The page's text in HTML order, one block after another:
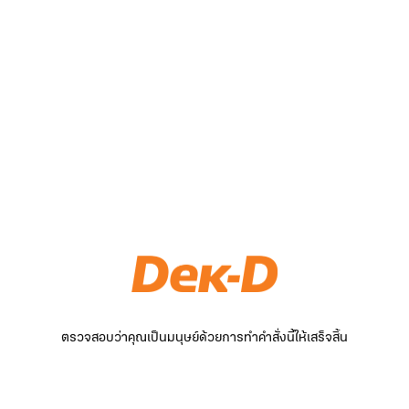
ตรวจสอบว่าคุณเป็นมนุษย์ด้วยการทำคำสั่งนี้ให้เสร็จสิ้น